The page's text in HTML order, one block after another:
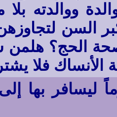
ووالدته
السن لتجاوزهن
صحة الحج؟
فلا
ليسافر